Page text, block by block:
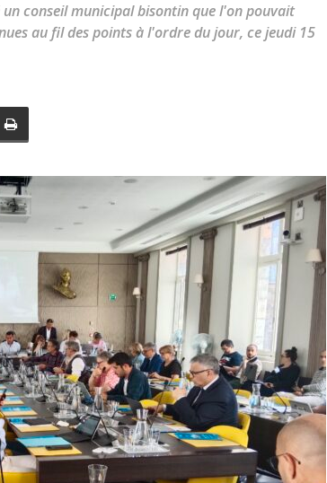
toute
locale
–
Hebdo25
un conseil municipal bisontin que l'on pouvait
au fil des points à l'ordre du jour, ce jeudi 15